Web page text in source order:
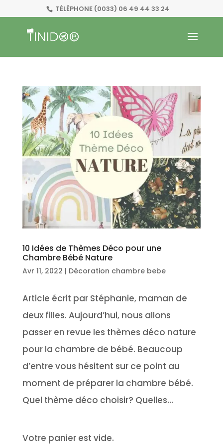
TÉLÉPHONE (0033) 06 49 44 33 24
10 Idées de Thèmes Déco pour une
Chambre Bébé Nature
Avr 11, 2022 | Décoration chambre bebe
Article écrit par Stéphanie, maman de
deux filles. Aujourd’hui, nous allons
passer en revue les thèmes déco nature
pour la chambre de bébé. Beaucoup
d’entre vous hésitent sur ce point au
moment de préparer la chambre bébé.
Quel thème déco choisir? Quelles...
Votre panier est vide.